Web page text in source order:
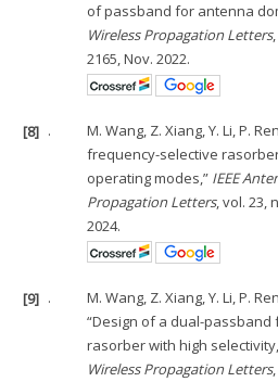
of passband for antenna
Wireless Propagation Letters
2165, Nov. 2022.
[8] .
M. Wang, Z. Xiang, Y. Li, P.
frequency-selective
operating modes,” IEEE
Propagation Letters, vol. 23,
2024.
[9] .
M. Wang, Z. Xiang, Y. Li, P.
“Design of a dual-
rasorber with high
Wireless Propagation Letters